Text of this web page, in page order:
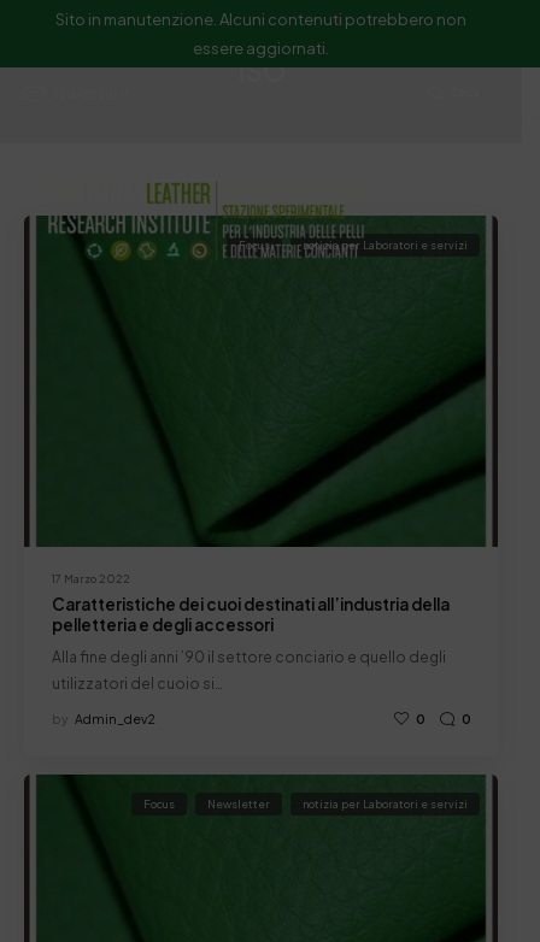
Sito in manutenzione. Alcuni contenuti potrebbero non
essere aggiornati.
ISO
17 Marzo 2022
Focus notizia per Laboratori e servizi
Caratteristiche dei cuoi destinati all’industria della
pelletteria e degli accessori
Alla fine degli anni ’90 il settore conciario e quello degli
utilizzatori del cuoio si…
by Admin_dev2 0 0
Focus Newsletter notizia per Laboratori e servizi